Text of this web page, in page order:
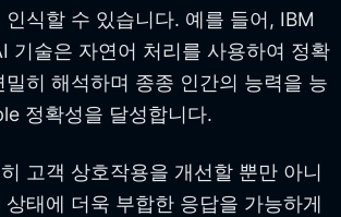
식할 수 있습니다. 예를 들어, IBM
기술은 자연어 처리를 사용하여 정확
히 해석하며 종종 인간의 능력을 능
정확성을 달성합니다.
고객 상호작용을 개선할 뿐만 아니
태에 더욱 부합한 응답을 가능하게